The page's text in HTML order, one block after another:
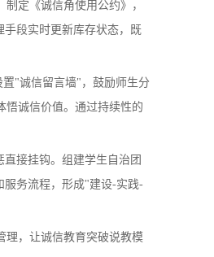
定《诚信角使用公约》，
段实时更新库存状态，既
"诚信留言墙"，鼓励师生分
悟诚信价值。通过持续性的
接挂钩。组建学生自治团
服务流程，形成"建设-实践-
，让诚信教育突破说教模